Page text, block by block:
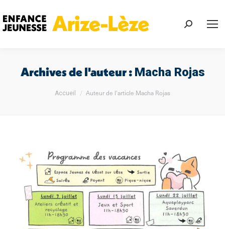
Archives de l'auteur : Macha Rojas
Vous êtes ici :
Accueil Auteur de l'article Macha Rojas